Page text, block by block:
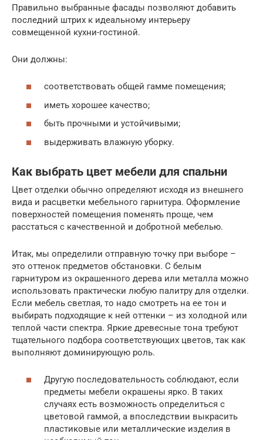
Правильно выбранные фасады позволяют добавить
последний штрих к идеальному интерьеру
совмещенной кухни-гостиной.
Они должны:
соответствовать общей гамме помещения;
иметь хорошее качество;
быть прочными и устойчивыми;
выдерживать влажную уборку.
Как выбрать цвет мебели для спальни
Цвет отделки обычно определяют исходя из внешнего
вида и расцветки мебельного гарнитура. Оформление
поверхностей помещения поменять проще, чем
расстаться с качественной и добротной мебелью.
Итак, мы определили отправную точку при выборе –
это оттенок предметов обстановки. С белым
гарнитуром из окрашенного дерева или металла можно
использовать практически любую палитру для отделки.
Если мебель светлая, то надо смотреть на ее тон и
выбирать подходящие к ней оттенки – из холодной или
теплой части спектра. Яркие древесные тона требуют
тщательного подбора соответствующих цветов, так как
выполняют доминирующую роль.
Другую последовательность соблюдают, если
предметы мебели окрашены ярко. В таких
случаях есть возможность определиться с
цветовой гаммой, а впоследствии выкрасить
пластиковые или металлические изделия в